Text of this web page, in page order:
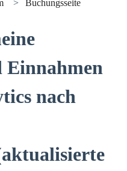
Buchungsseite
Einnahmen
nach